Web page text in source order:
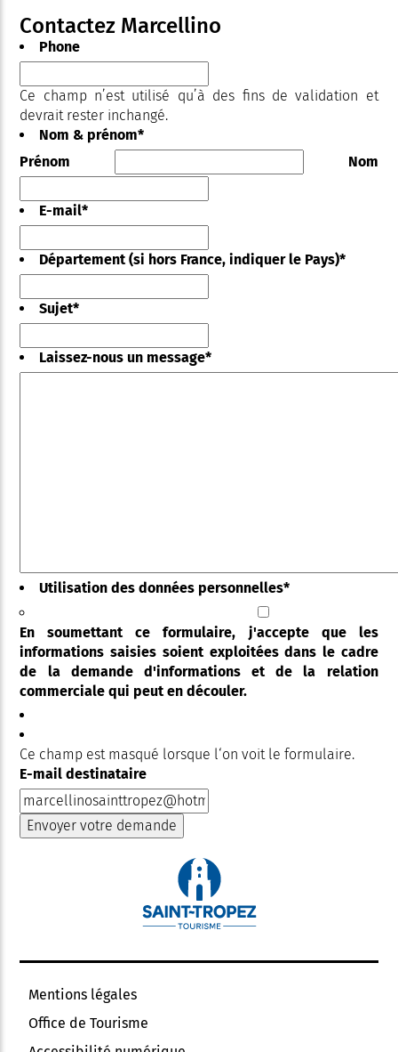
Contactez Marcellino
Phone
Ce champ n’est utilisé qu’à des fins de validation et
devrait rester inchangé.
Nom & prénom*
Prénom
Nom
E-mail*
Département (si hors France, indiquer le Pays)*
Sujet*
Laissez-nous un message*
Utilisation des données personnelles*
En soumettant ce formulaire, j'accepte que les
informations saisies soient exploitées dans le cadre
de la demande d'informations et de la relation
commerciale qui peut en découler.
Ce champ est masqué lorsque l‘on voit le formulaire.
E-mail destinataire
Mentions légales
Office de Tourisme